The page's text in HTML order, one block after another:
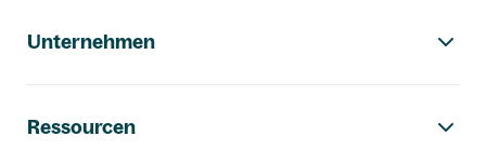
Unternehmen
Ressourcen